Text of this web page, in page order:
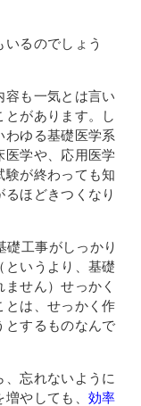
るのでしょう
容も一気とは言い
とがあります。し
わゆる基礎医学系
医学や、応用医学
験が終わっても知
ほどきつくなり
礎工事がしっかり
というより、基礎
せん）せっかく
とは、せっかく作
とするものなんで
、忘れないように
やしても、 効率